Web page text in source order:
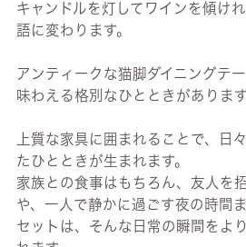
キャンドルを灯してワインを傾け
語に変わります。
アンティークな猫脚ダイニングテ
味わえる格別なひとときがあります
上質な家具に囲まれることで、日
たひとときが生まれます。
家族との食事はもちろん、友人を
や、一人で静かに過ごす夜の時間
セットは、そんな日常の瞬間をよ